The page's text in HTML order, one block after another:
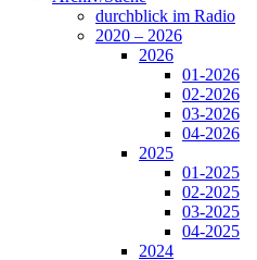
durchblick im Radio
2020 – 2026
2026
01-2026
02-2026
03-2026
04-2026
2025
01-2025
02-2025
03-2025
04-2025
2024